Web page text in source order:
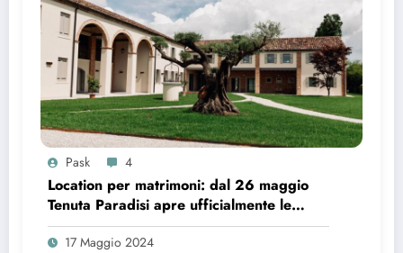
Pask 4
Location per matrimoni: dal 26 maggio
Tenuta Paradisi apre ufficialmente le
prenotazioni
17 Maggio 2024